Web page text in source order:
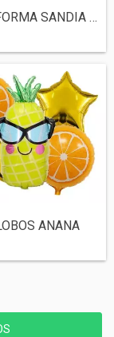
GLOBO FORMA SANDIA CON LENTES 55 CM
ANANA